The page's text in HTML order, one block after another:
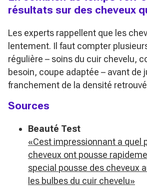
résultats sur des cheveux
Les experts rappellent que les
lentement. Il faut compter
régulière – soins du cuir chevelu,
besoin, coupe adaptée – avant de
franchement de la densité
Sources
Beauté Test
«Cest impressionnant a quel
cheveux ont pousse
special pousse des cheveux
les bulbes du cuir chevelu»